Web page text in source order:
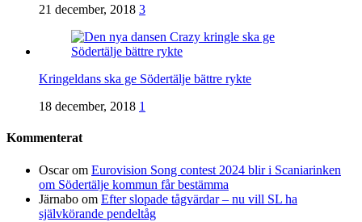
21 december, 2018 3
Kringeldans ska ge Södertälje bättre rykte
18 december, 2018 1
Kommenterat
Oscarom Eurovision Song contest 2024 blir i Scaniarinken
om Södertälje kommun får bestämma
Järnabo om Efter slopade tågvärdar – nu vill SL ha
självkörande pendeltåg